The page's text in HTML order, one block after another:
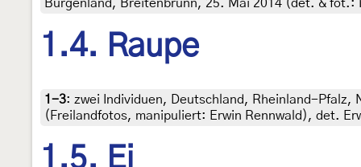
Burgenland, Breitenbrunn, 25. Mai 2014 (det. & fot.:
1.4. Raupe
1-3: zwei Individuen, Deutschland, Rheinland-Pfalz,
(Freilandfotos, manipuliert: Erwin Rennwald), det.
1.5. Ei